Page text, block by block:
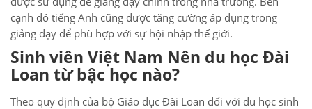
cạnh đó tiếng Anh cũng được tăng cường áp dụng trong
giảng dạy để phù hợp với sự hội nhập thế giới.
Sinh viên Việt Nam Nên du học Đài
Loan từ bậc học nào?
Theo quy định của bộ Giáo dục Đài Loan đối với du học sinh